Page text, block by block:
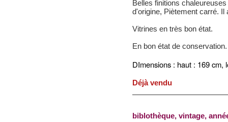
Belles finitions
d'origine, Piètement carré.
Vitrines en très bon état.
En bon état de conservation.
DImensions : haut : 169 cm,
Déjà vendu
biblothèque, vintage,